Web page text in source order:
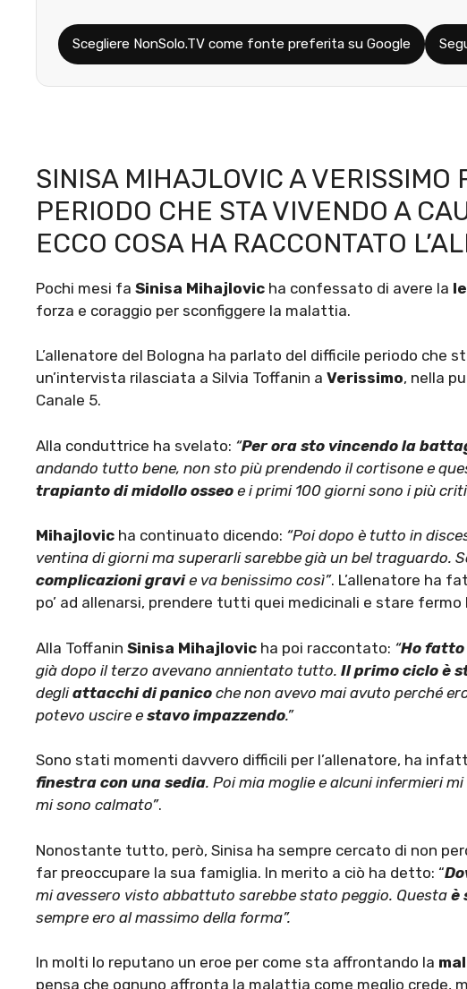
Scegliere NonSolo.TV come fonte preferita su Google
SINISA MIHAJLOVIC A VERISSIMO
PERIODO CHE STA VIVENDO A
ECCO COSA HA RACCONTATO
Pochi mesi fa Sinisa Mihajlovic ha confessato di avere la
forza e coraggio per sconfiggere la malattia.
L’allenatore del Bologna ha parlato del difficile periodo che
un’intervista rilasciata a Silvia Toffanin a Verissimo, nella
Canale 5.
Alla conduttrice ha svelato: “Per ora sto vincendo la
andando tutto bene, non sto più prendendo il cortisone e
trapianto di midollo osseo e i primi 100 giorni sono i più
Mihajlovic ha continuato dicendo: “Poi dopo è tutto in
ventina di giorni ma superarli sarebbe già un bel traguardo.
complicazioni gravie va benissimo così”. L’allenatore ha
po’ ad allenarsi, prendere tutti quei medicinali e stare fermo
Alla Toffanin Sinisa Mihajlovic ha poi raccontato: “Ho
già dopo il terzo avevano annientato tutto. Il primo ciclo è
degliattacchi di panico che non avevo mai avuto perché
potevo uscire e stavo impazzendo.”
Sono stati momenti davvero difficili per l’allenatore, ha
finestra con una sedia. Poi mia moglie e alcuni infermieri
mi sono calmato”.
Nonostante tutto, però, Sinisa ha sempre cercato di non
far preoccupare la sua famiglia. In merito a ciò ha detto: “
mi avessero visto abbattuto sarebbe stato peggio. Questa è
sempre ero al massimo della forma”.
In molti lo reputano un eroe per come sta affrontando la
pensa che ognuno affronta la malattia come meglio crede,